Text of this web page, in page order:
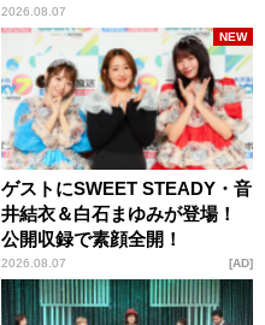
パンプスが合格祈願！
2026.08.07
ゲストにSWEET STEADY・音
井結衣＆白石まゆみが登場！
公開収録で素顔全開！
2026.08.07
NEW
AD